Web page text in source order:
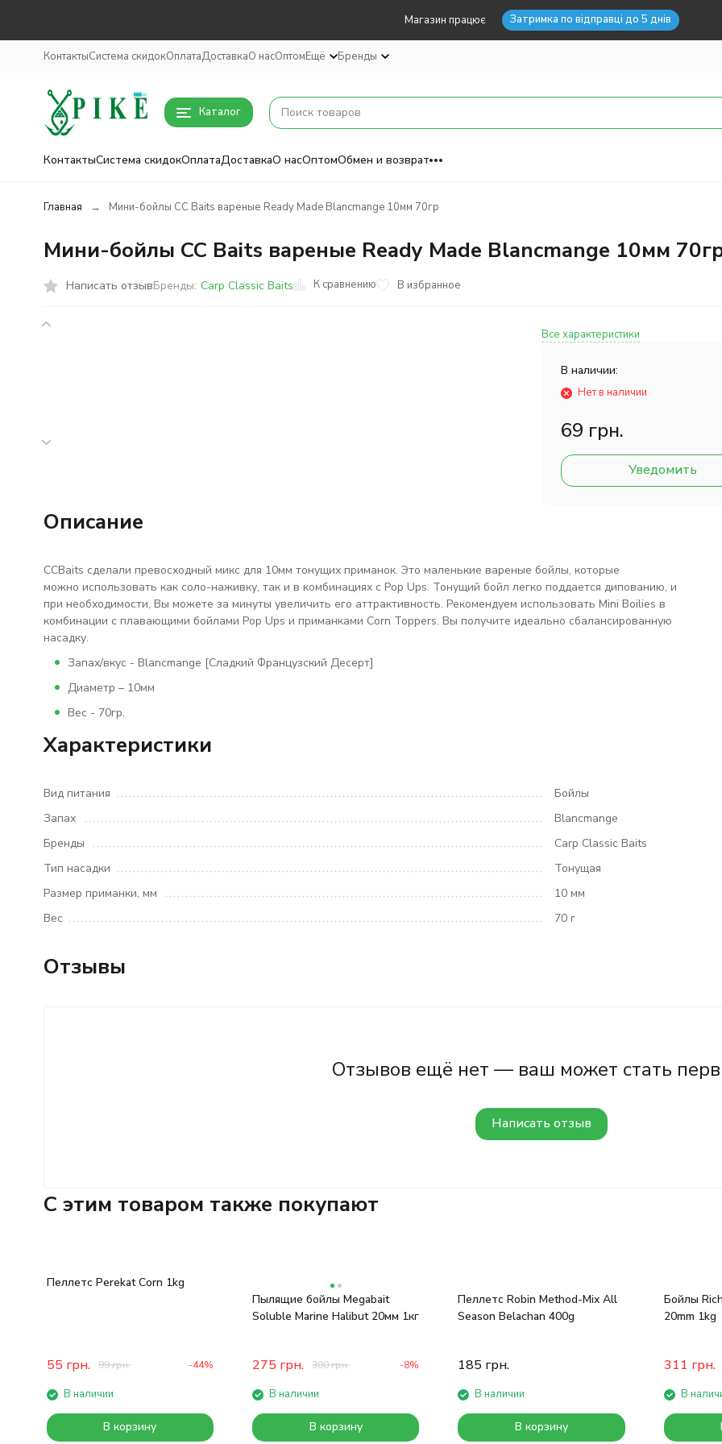
Магазин працює Затримка по відправці до 5 днів
КонтактыСистема скидокОплатаДоставкаО насОптомЕщё Бренды
Каталог
КонтактыСистема скидокОплатаДоставкаО насОптомОбмен и возврат
Главная Мини-бойлы CC Baits вареные Ready Made Blancmange 10мм 70гр
Мини-бойлы CC Baits вареные Ready Made Blancmange 10мм
Написать отзывБренды: Carp Classic Baits К сравнению В избранное
Все характеристики
В наличии:
Нет в наличии
69 грн.
Уведомить
Описание
ССBaits сделали превосходный микс для 10мм тонущих приманок. Это маленькие вареные бойлы, которые
можно использовать как соло-наживку, так и в комбинациях с Pop Ups. Тонущий бойл легко поддается дипованию, и
при необходимости, Вы можете за минуты увеличить его аттрактивность. Рекомендуем использовать Mini Boilies в
комбинации с плавающими бойлами Pop Ups и приманками Corn Toppers. Вы получите идеально сбалансированную
насадку.
Запах/вкус - Blancmange [Сладкий Французский Десерт]
Диаметр – 10мм
Вес - 70гр.
Характеристики
Вид питания
Бойлы
Запах
Blancmange
Бренды
Carp Classic Baits
Тип насадки
Тонущая
Размер приманки, мм
10 мм
Вес
70 г
Отзывы
Отзывов ещё нет — ваш может стать
Написать отзыв
C этим товаром также покупают
Пеллетс Perekat Corn 1kg
55 грн. 99грн. -44%
В наличии
В корзину
Пылящие бойлы Megabait
Soluble Marine Halibut 20мм 1кг
275 грн. 300грн. -8%
В наличии
В корзину
Пеллетс Robin Method-Mix All
Season Belachan 400g
185 грн.
В наличии
В корзину
Бойлы
20mm 1kg
311 грн.
В